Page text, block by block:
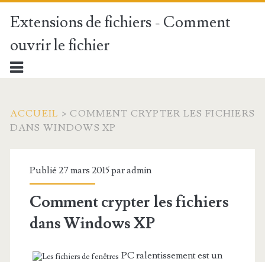
Extensions de fichiers - Comment
ouvrir le fichier
ACCUEIL > COMMENT CRYPTER LES FICHIERS
DANS WINDOWS XP
Publié 27 mars 2015 paradmin
Comment crypter les fichiers
dans Windows XP
PC ralentissement est un